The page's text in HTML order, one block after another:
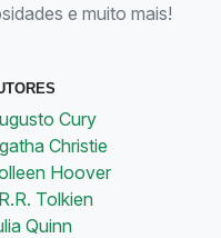
e muito mais!
Cury
Christie
Hoover
Tolkien
Quinn